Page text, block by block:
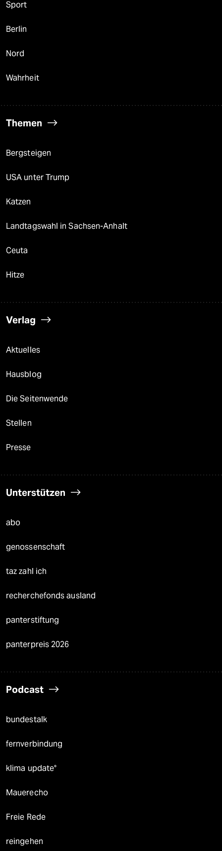
Sport
Berlin
Nord
Wahrheit
Themen
Bergsteigen
USA unter Trump
Katzen
Landtagswahl in Sachsen-Anhalt
Ceuta
Hitze
Verlag
Aktuelles
Hausblog
Die Seitenwende
Stellen
Presse
Unterstützen
abo
genossenschaft
taz zahl ich
recherchefonds ausland
panterstiftung
panterpreis 2026
Podcast
bundestalk
fernverbindung
klima update°
Mauerecho
Freie Rede
reingehen